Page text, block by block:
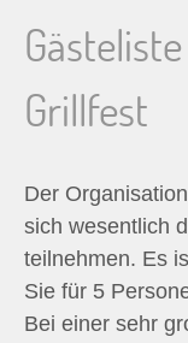
Grillfest
Der
sich wesentlich
teilnehmen. Es
Sie für 5
Bei einer sehr